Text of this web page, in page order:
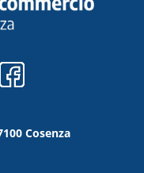
Cosenza